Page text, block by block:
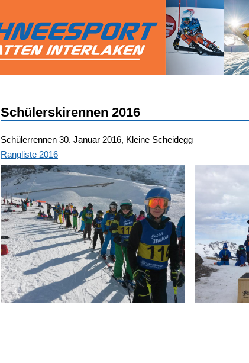
Schülerskirennen 2016
Schülerrennen 30. Januar 2016, Kleine Scheidegg
Rangliste 2016